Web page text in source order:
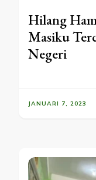
Hilang
Masiku
Negeri
JANUARI 7, 2023